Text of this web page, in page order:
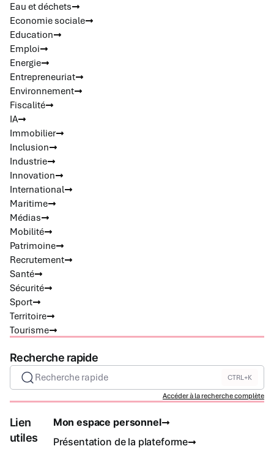
Eau et déchets
Economie sociale
Education
Emploi
Energie
Entrepreneuriat
Environnement
Fiscalité
IA
Immobilier
Inclusion
Industrie
Innovation
International
Maritime
Médias
Mobilité
Patrimoine
Recrutement
Santé
Sécurité
Sport
Territoire
Tourisme
Recherche rapide
Recherche rapide CTRL+K
Accéder à la recherche complète
Lien
utiles
Mon espace personnel
Présentation de la plateforme